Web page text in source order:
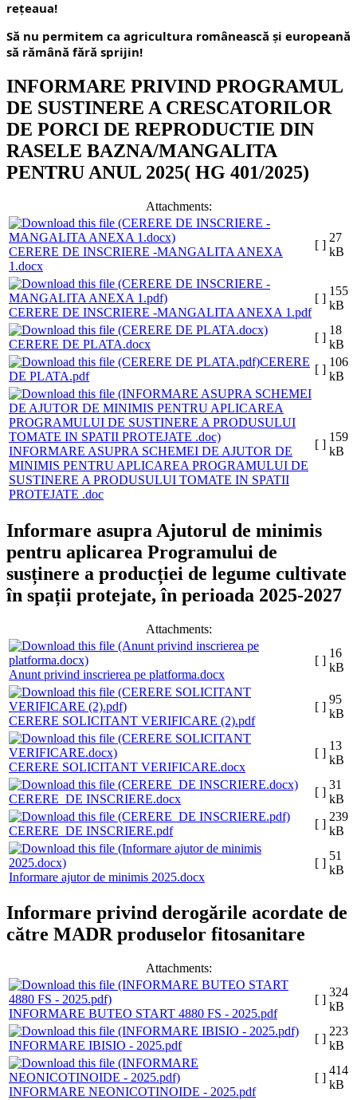
rețeaua!
Să nu permitem ca agricultura românească și europeană
să rămână fără sprijin!
INFORMARE PRIVIND PROGRAMUL
DE SUSTINERE A CRESCATORILOR
DE PORCI DE REPRODUCTIE DIN
RASELE BAZNA/MANGALITA
PENTRU ANUL 2025( HG 401/2025)
Attachments:
CERERE DE INSCRIERE -MANGALITA ANEXA
1.docx
[ ]
27
kB
CERERE DE INSCRIERE -MANGALITA ANEXA 1.pdf
[ ]
155
kB
CERERE DE PLATA.docx
[ ]
18
kB
CERERE
DE PLATA.pdf
[ ]
106
kB
INFORMARE ASUPRA SCHEMEI DE AJUTOR DE
MINIMIS PENTRU APLICAREA PROGRAMULUI DE
SUSTINERE A PRODUSULUI TOMATE IN SPATII
PROTEJATE .doc
[ ]
159
kB
Informare asupra Ajutorul de minimis
pentru aplicarea Programului de
susținere a producției de legume cultivate
în spații protejate, în perioada 2025-2027
Attachments:
Anunt privind inscrierea pe platforma.docx
[ ]
16
kB
CERERE SOLICITANT VERIFICARE (2).pdf
[ ]
95
kB
CERERE SOLICITANT VERIFICARE.docx
[ ]
13
kB
CERERE_DE INSCRIERE.docx
[ ]
31
kB
CERERE_DE INSCRIERE.pdf
[ ]
239
kB
Informare ajutor de minimis 2025.docx
[ ]
51
kB
Informare privind derogările acordate de
către MADR produselor fitosanitare
Attachments:
INFORMARE BUTEO START 4880 FS - 2025.pdf
[ ]
324
kB
INFORMARE IBISIO - 2025.pdf
[ ]
223
kB
INFORMARE NEONICOTINOIDE - 2025.pdf
[ ]
414
kB